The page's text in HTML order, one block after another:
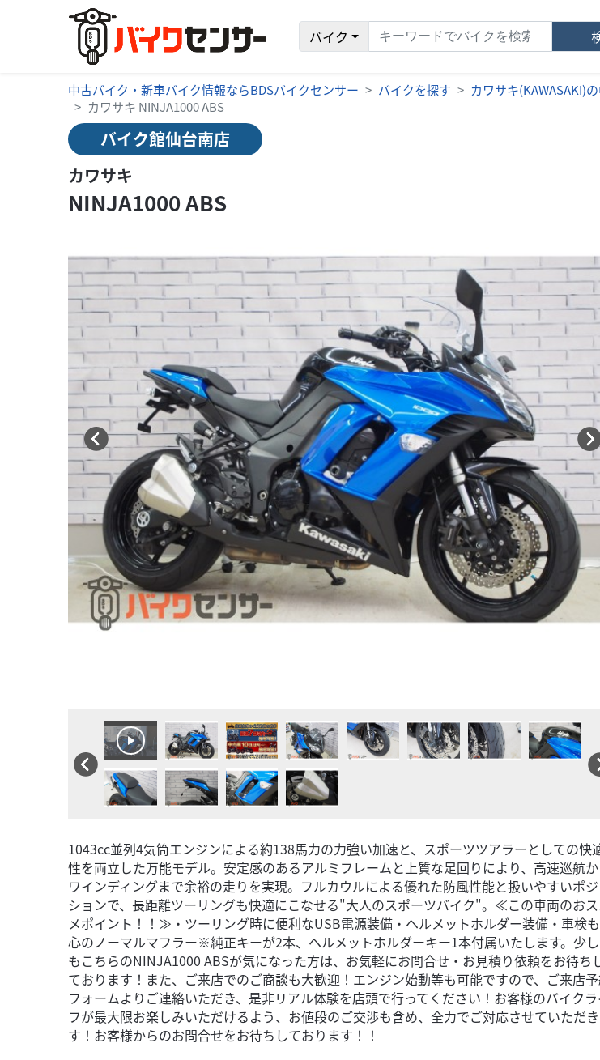
バイク
中古バイク・新車バイク情報ならBDSバイクセンサー バイクを探す カワサキ(KAWASAKI)
カワサキ NINJA1000 ABS
バイク館仙台南店
カワサキ
NINJA1000 ABS
1043cc並列4気筒エンジンによる約138馬力の力強い加速と、スポーツツアラーとしての快
性を両立した万能モデル。安定感のあるアルミフレームと上質な足回りにより、高速巡航
ワインディングまで余裕の走りを実現。フルカウルによる優れた防風性能と扱いやすいポジ
ションで、長距離ツーリングも快適にこなせる"大人のスポーツバイク"。≪この車両のお
メポイント！！≫・ツーリング時に便利なUSB電源装備・ヘルメットホルダー装備・車検
心のノーマルマフラー※純正キーが2本、ヘルメットホルダーキー1本付属いたします。少
もこちらのNINJA1000 ABSが気になった方は、お気軽にお問合せ・お見積り依頼をお待ち
ております！また、ご来店でのご商談も大歓迎！エンジン始動等も可能ですので、ご来店
フォームよりご連絡いただき、是非リアル体験を店頭で行ってください！お客様のバイクラ
フが最大限お楽しみいただけるよう、お値段のご交渉も含め、全力でご対応させていただ
す！お客様からのお問合せをお待ちしております！！